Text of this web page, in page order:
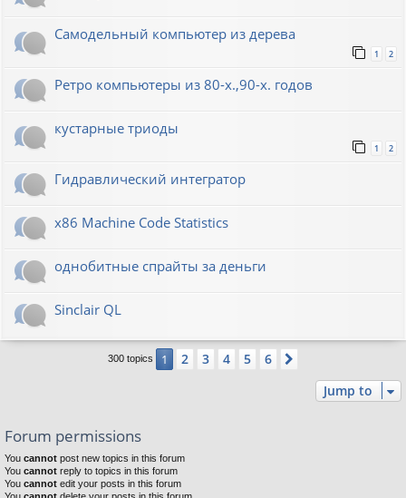
Самодельный компьютер из дерева
1 2
Ретро компьютеры из 80-х.,90-х. годов
кустарные триоды
1 2
Гидравлический интегратор
x86 Machine Code Statistics
однобитные спрайты за деньги
Sinclair QL
300 topics 1 2 3 4 5 6
Jump to
Forum permissions
You cannot post new topics in this forum
You cannot reply to topics in this forum
You cannot edit your posts in this forum